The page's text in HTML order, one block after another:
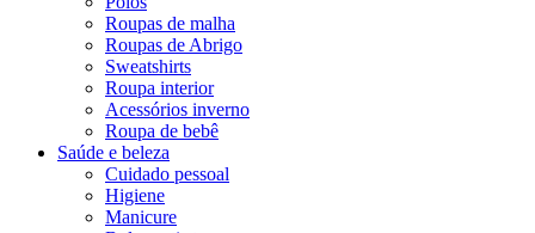
Roupas de malha
Roupas de Abrigo
Sweatshirts
Roupa interior
Acessórios inverno
Roupa de bebê
Saúde e beleza
Cuidado pessoal
Higiene
Manicure